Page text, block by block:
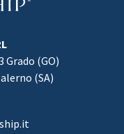
Grado (GO)
(SA)